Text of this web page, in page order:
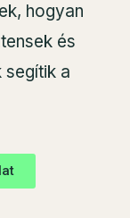
hogyan
és
segítik a